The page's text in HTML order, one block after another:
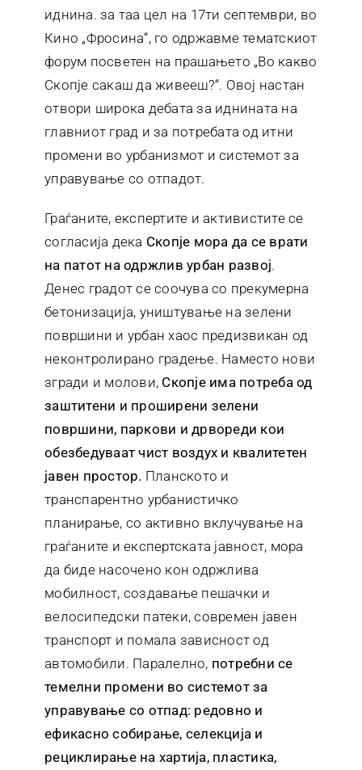
иднина. за таа цел на 17ти септември, во
Кино „Фросина“, го одржавме тематскиот
форум посветен на прашањето „Во какво
Скопје сакаш да живееш?“. Овој настан
отвори широка дебата за иднината на
главниот град и за потребата од итни
промени во урбанизмот и системот за
управување со отпадот.
Граѓаните, експертите и активистите се
согласија дека Скопје мора да се врати
на патот на одржлив урбан развој.
Денес градот се соочува со прекумерна
бетонизација, уништување на зелени
површини и урбан хаос предизвикан од
неконтролирано градење. Наместо нови
згради и молови, Скопје има потреба од
заштитени и проширени зелени
површини, паркови и дрвореди кои
обезбедуваат чист воздух и квалитетен
јавен простор. Планското и
транспарентно урбанистичко
планирање, со активно вклучување на
граѓаните и експертската јавност, мора
да биде насочено кон одржлива
мобилност, создавање пешачки и
велосипедски патеки, современ јавен
транспорт и помала зависност од
автомобили. Паралелно, потребни се
темелни промени во системот за
управување со отпад: редовно и
ефикасно собирање, селекција и
рециклирање на хартија, пластика,